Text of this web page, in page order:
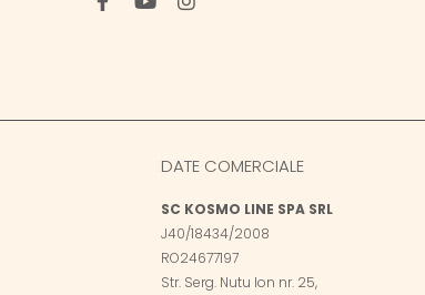
DATE COMERCIALE
SC KOSMO LINE SPA SRL
J40/18434/2008
RO24677197
Str. Serg. Nutu Ion nr. 25,